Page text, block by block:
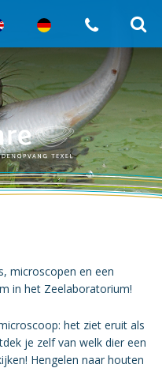
microscopen en een
in het Zeelaboratorium!
het ziet eruit als
je zelf van welk dier een
Hengelen naar houten